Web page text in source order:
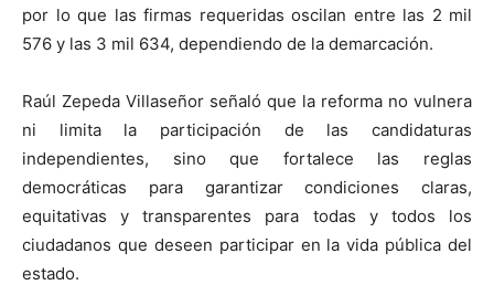
por lo que las firmas requeridas oscilan entre las 2 mil
576 y las 3 mil 634, dependiendo de la demarcación.
Raúl Zepeda Villaseñor señaló que la reforma no vulnera
ni limita la participación de las candidaturas
independientes, sino que fortalece las reglas
democráticas para garantizar condiciones claras,
equitativas y transparentes para todas y todos los
ciudadanos que deseen participar en la vida pública del
estado.